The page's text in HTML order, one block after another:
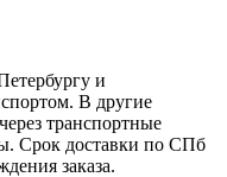
и
В другие
транспортные
Срок доставки по СПб
заказа.